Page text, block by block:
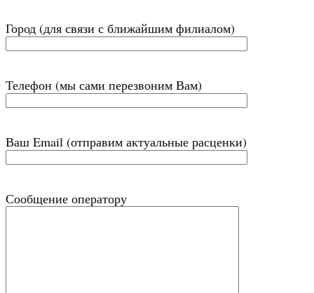
Город (для связи с ближайшим филиалом)
Телефон (мы сами перезвоним Вам)
Ваш Email (отправим актуальные расценки)
Сообщение оператору